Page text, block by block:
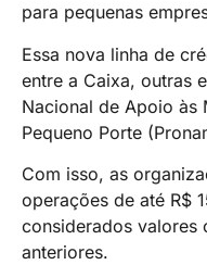
para pequenas
Essa nova linha de
entre a Caixa, outras
Nacional de Apoio às
Pequeno Porte
Com isso, as
operações de até R$
considerados valores
anteriores.